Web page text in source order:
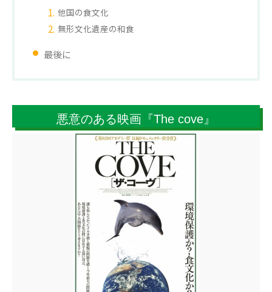
他国の食文化
無形文化遺産の和食
最後に
悪意のある映画『The cove』